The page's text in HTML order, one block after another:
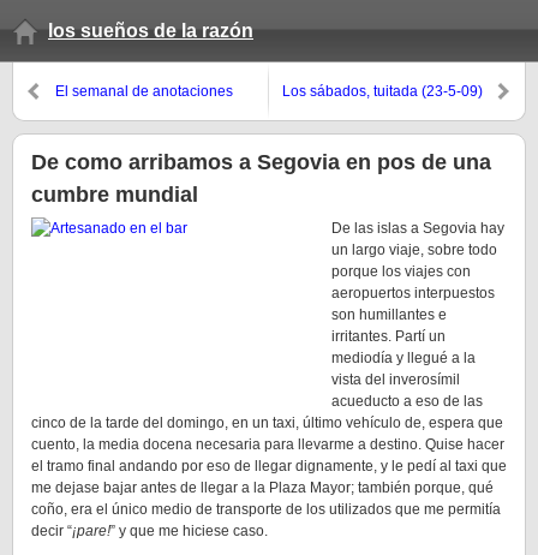
los sueños de la razón
El semanal de anotaciones
Los sábados, tuitada (23-5-09)
De como arribamos a Segovia en pos de una
cumbre mundial
De las islas a Segovia hay
un largo viaje, sobre todo
porque los viajes con
aeropuertos interpuestos
son humillantes e
irritantes. Partí un
mediodía y llegué a la
vista del inverosímil
acueducto a eso de las
cinco de la tarde del domingo, en un taxi, último vehículo de, espera que
cuento, la media docena necesaria para llevarme a destino. Quise hacer
el tramo final andando por eso de llegar dignamente, y le pedí al taxi que
me dejase bajar antes de llegar a la Plaza Mayor; también porque, qué
coño, era el único medio de transporte de los utilizados que me permitía
decir “¡pare!” y que me hiciese caso.